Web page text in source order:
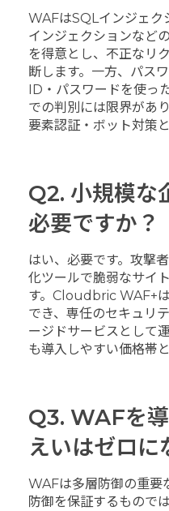
WAFはSQLインジェク
インジェクションなど
を得意とし、不正なリ
断します。一方、パス
ID・パスワードを使っ
での判別には限界があ
要素認証・ボット対策
Q2. 小規模な
必要ですか？
はい、必要です。攻撃
化ツールで脆弱なサイ
す。Cloudbric WAF+
でき、専任のセキュリ
ージドサービスとして
も導入しやすい価格帯
Q3. WAFを
えいはゼロに
WAFは多層防御の重要
防御を保証するもので